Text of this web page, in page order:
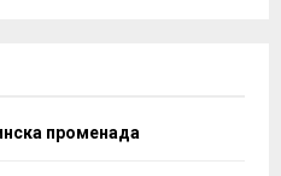
променада